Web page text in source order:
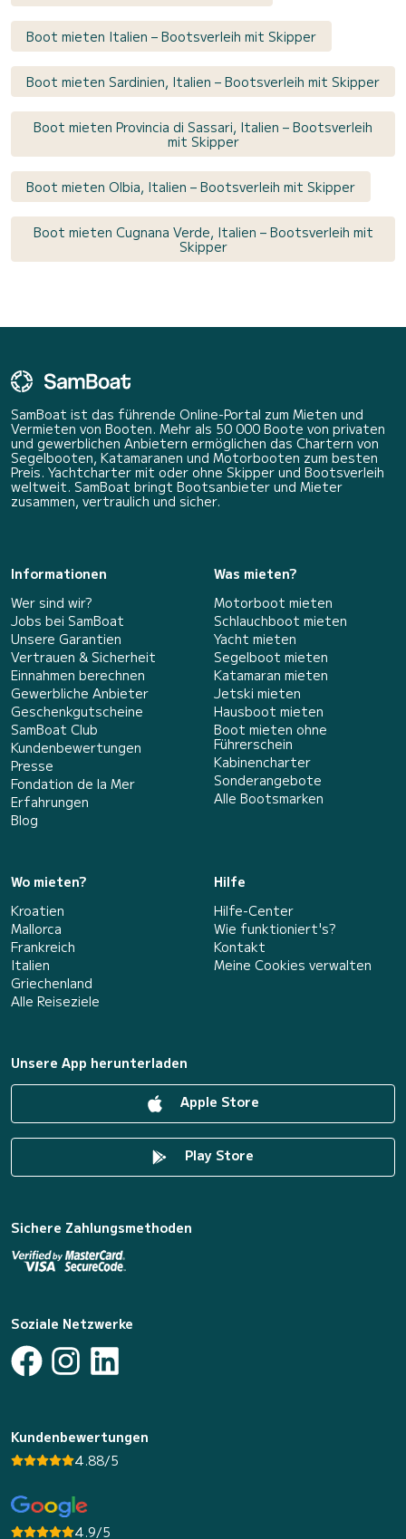
Boot mieten Italien – Bootsverleih mit Skipper
Boot mieten Sardinien, Italien – Bootsverleih mit Skipper
Boot mieten Provincia di Sassari, Italien – Bootsverleih
mit Skipper
Boot mieten Olbia, Italien – Bootsverleih mit Skipper
Boot mieten Cugnana Verde, Italien – Bootsverleih mit
Skipper
SamBoat ist das führende Online-Portal zum Mieten und
Vermieten von Booten. Mehr als 50 000 Boote von privaten
und gewerblichen Anbietern ermöglichen das Chartern von
Segelbooten, Katamaranen und Motorbooten zum besten
Preis. Yachtcharter mit oder ohne Skipper und Bootsverleih
weltweit. SamBoat bringt Bootsanbieter und Mieter
zusammen, vertraulich und sicher.
Informationen
Wer sind wir?
Jobs bei SamBoat
Unsere Garantien
Vertrauen & Sicherheit
Einnahmen berechnen
Gewerbliche Anbieter
Geschenkgutscheine
SamBoat Club
Kundenbewertungen
Presse
Fondation de la Mer
Erfahrungen
Blog
Was mieten?
Motorboot mieten
Schlauchboot mieten
Yacht mieten
Segelboot mieten
Katamaran mieten
Jetski mieten
Hausboot mieten
Boot mieten ohne
Führerschein
Kabinencharter
Sonderangebote
Alle Bootsmarken
Wo mieten?
Kroatien
Mallorca
Frankreich
Italien
Griechenland
Alle Reiseziele
Hilfe
Hilfe-Center
Wie funktioniert's?
Kontakt
Meine Cookies verwalten
Unsere App herunterladen
Apple Store
Play Store
Sichere Zahlungsmethoden
Soziale Netzwerke
Kundenbewertungen
4.88/5
4.9/5